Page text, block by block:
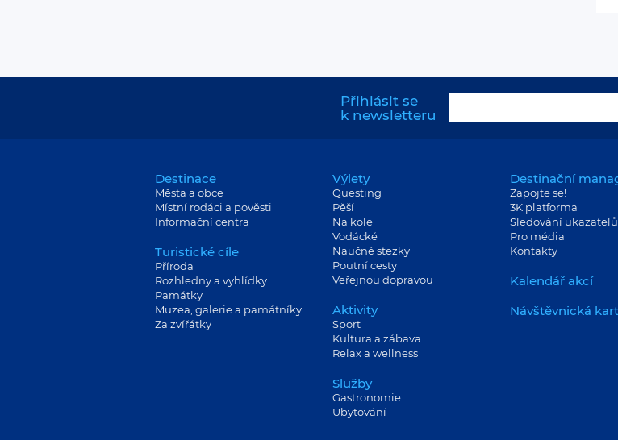
Přihlásit se
k newsletteru
Destinace
Města a obce
Místní rodáci a pověsti
Informační centra
Turistické cíle
Příroda
Rozhledny a vyhlídky
Památky
Muzea, galerie a památníky
Za zvířátky
Výlety
Questing
Pěší
Na kole
Vodácké
Naučné stezky
Poutní cesty
Veřejnou dopravou
Aktivity
Sport
Kultura a zábava
Relax a wellness
Služby
Gastronomie
Ubytování
Destinační
Zapojte se!
3K platforma
Sledování ukazatelů
Pro média
Kontakty
Kalendář akcí
Návštěvnická